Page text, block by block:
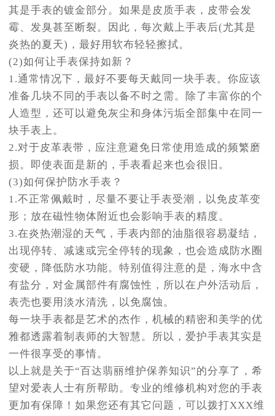
其是手表的镀金部分。如果是皮质手表，皮带会发
霉、发臭甚至断裂。因此，每次戴上手表后(尤其是
炎热的夏天)，最好用软布轻轻擦拭。
(2)如何让手表保持如新？
1.通常情况下，最好不要每天戴同一块手表。你应该
准备几块不同的手表以备不时之需。除了丰富你的个
人造型，还可以避免灰尘和身体污垢全部集中在同一
块手表上。
2.对于皮革表带，应注意避免日常使用造成的频繁磨
损。即使表面是新的，手表看起来也会很旧。
(3)如何保护防水手表？
1.不正常佩戴时，尽量不要让手表受潮，以免皮革变
形；放在磁性物体附近也会影响手表的精度。
3.在炎热潮湿的天气，手表内部的油脂很容易凝结，
出现停转、减速或完全停转的现象，也会造成防水圈
变硬，降低防水功能。特别值得注意的是，海水中含
有盐分，对金属部件有腐蚀性，所以在户外活动后，
表壳也要用淡水清洗，以免腐蚀。
每一块手表都是艺术的杰作，机械的精密和美学的优
雅都透露着制表师的大智慧。所以，爱护手表其实是
一件很享受的事情。
以上就是关于“百达翡丽维护保养知识”的分享了，希
望对爱表人士有所帮助。专业的维修机构对您的手表
更加有保障！如果您还有其它问题，可以拨打XXX维